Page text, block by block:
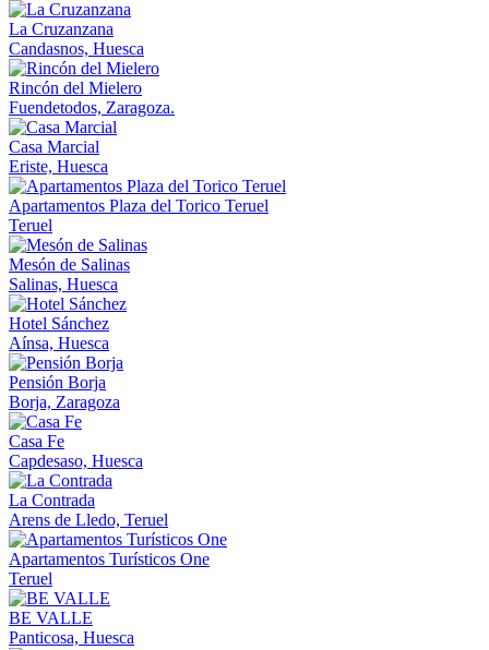
La Cruzanzana
Candasnos, Huesca
Rincón del Mielero
Fuendetodos, Zaragoza.
Casa Marcial
Eriste, Huesca
Apartamentos Plaza del Torico Teruel
Teruel
Mesón de Salinas
Salinas, Huesca
Hotel Sánchez
Aínsa, Huesca
Pensión Borja
Borja, Zaragoza
Casa Fe
Capdesaso, Huesca
La Contrada
Arens de Lledo, Teruel
Apartamentos Turísticos One
Teruel
BE VALLE
Panticosa, Huesca